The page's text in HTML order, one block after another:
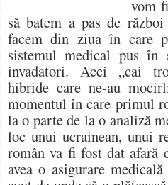
vom
să batem a pas de
facem din ziua în care
sistemul medical pus în
invadatori. Acei „cai
hibride care ne-au
momentul în care primul
la o parte de la o analiză
loc unui ucrainean, unui
român va fi fost dat afară
avea o asigurare